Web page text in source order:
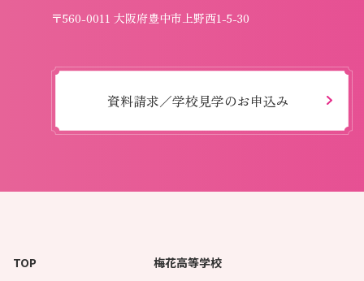
〒560-0011 大阪府豊中市上野西1-5-30
資料請求／学校見学のお申込み
TOP
梅花高等学校